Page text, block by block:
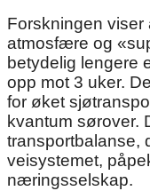
Forskningen viser
atmosfære og
betydelig lengere
opp mot 3 uker.
for øket
kvantum sørover.
transportbalanse,
veisystemet,
næringsselskap.